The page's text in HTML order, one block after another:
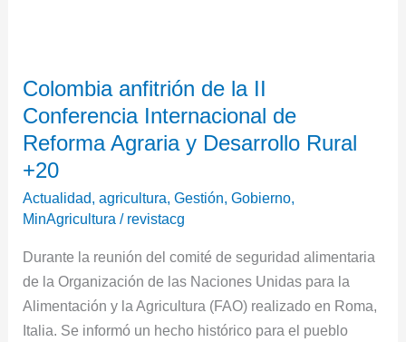
Colombia anfitrión de la II
Conferencia Internacional de
Reforma Agraria y Desarrollo Rural
+20
Actualidad,agricultura,Gestión,Gobierno,
MinAgricultura / revistacg
Durante la reunión del comité de seguridad alimentaria
de la Organización de las Naciones Unidas para la
Alimentación y la Agricultura (FAO) realizado en Roma,
Italia. Se informó un hecho histórico para el pueblo
anfitrión
de
la
II
Internacional
Reforma
Agraria
y
Desarrollo